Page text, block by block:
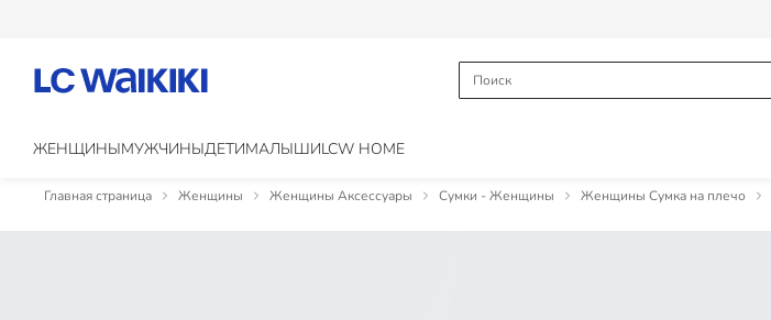
ЖЕНЩИНЫМУЖЧИНЫДЕТИМАЛЫШИLCW HOME
Главная страница Женщины Женщины Аксессуары Сумки - Женщины Женщины Сумка на плечо